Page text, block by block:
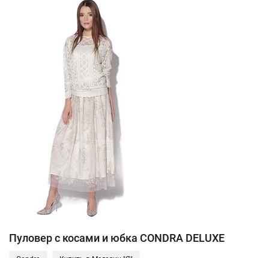
Пуловер с косами и юбка CONDRA DELUXE